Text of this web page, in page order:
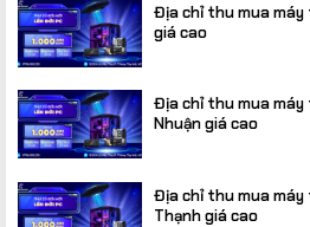
Địa chỉ thu mua máy
giá cao
Địa chỉ thu mua máy
Nhuận giá cao
Địa chỉ thu mua máy
Thạnh giá cao